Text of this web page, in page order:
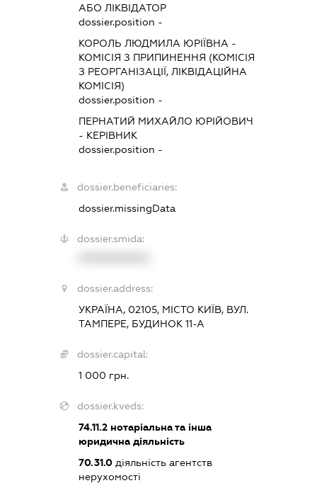
АБО ЛІКВІДАТОР
dossier.position -
КОРОЛЬ ЛЮДМИЛА ЮРІЇВНА -
КОМІСІЯ З ПРИПИНЕННЯ (КОМІСІЯ
З РЕОРГАНІЗАЦІЇ, ЛІКВІДАЦІЙНА
КОМІСІЯ)
dossier.position -
ПЕРНАТИЙ МИХАЙЛО ЮРІЙОВИЧ
- КЕРІВНИК
dossier.position -
dossier.beneficiaries:
dossier.missingData
dossier.smida:
dossier.address:
УКРАЇНА, 02105, МІСТО КИЇВ, ВУЛ.
ТАМПЕРЕ, БУДИНОК 11-А
dossier.capital:
1 000 грн.
dossier.kveds:
74.11.2нотаріальна та інша
юридична діяльність
70.31.0діяльність агентств
нерухомості